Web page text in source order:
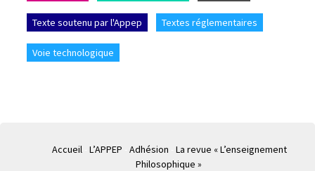
Texte soutenu par l'Appep Textes réglementaires
Voie technologique
Accueil L’APPEP Adhésion
La revue « L’enseignement
Philosophique »